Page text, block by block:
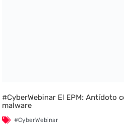
#CyberWebinar El EPM: Antídoto
malware
#CyberWebinar